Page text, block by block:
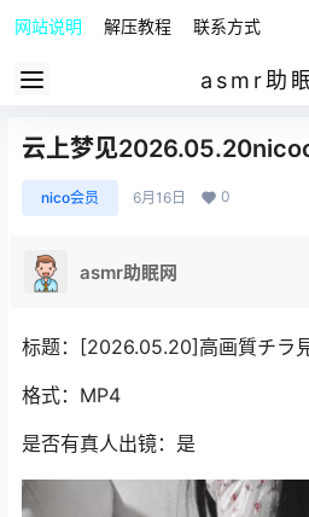
网站说明 解压教程 联系方式
asmr助
云上梦见
nico会员 6月16日 0
asmr助眠网
标题：[2026.05.20]高画質チラ
格式：MP4
是否有真人出镜：是